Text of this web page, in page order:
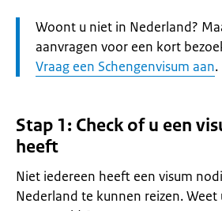
Let
op:
Woont u niet in Nederland?
aanvragen voor een kort
Vraag een Schengenvisum aan.
Stap 1: Check of u een
heeft
Niet iedereen heeft een visum
Nederland te kunnen reizen.